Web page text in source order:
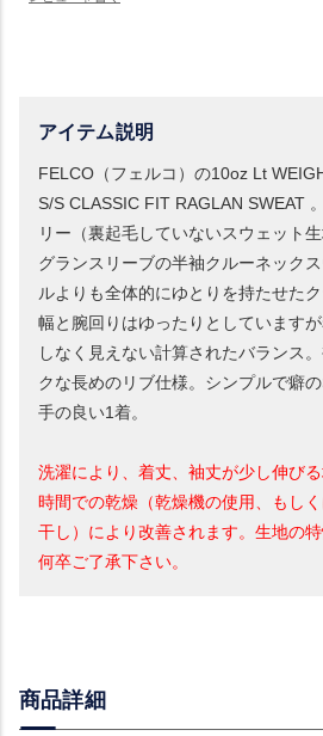
アイテム説明
FELCO（フェルコ）の10oz Lt
S/S CLASSIC FIT RAGLAN SWEAT
リー（裏起毛していないスウェット
グランスリーブの半袖クルーネック
ルよりも全体的にゆとりを持たせた
幅と腕回りはゆったりとしています
しなく見えない計算されたバランス
クな長めのリブ仕様。シンプルで癖
手の良い1着。
洗濯により、着丈、袖丈が少し伸び
時間での乾燥（乾燥機の使用、もし
干し）により改善されます。生地の
何卒ご了承下さい。
商品詳細